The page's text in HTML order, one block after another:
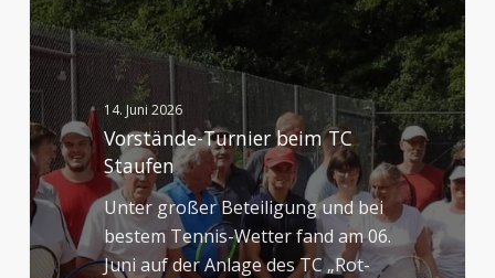
beim
TC
Staufen
14. Juni 2026
Vorstände-Turnier beim TC
Staufen
Unter großer Beteiligung und bei
bestem Tennis-Wetter fand am 06.
Juni auf der Anlage des TC „Rot-